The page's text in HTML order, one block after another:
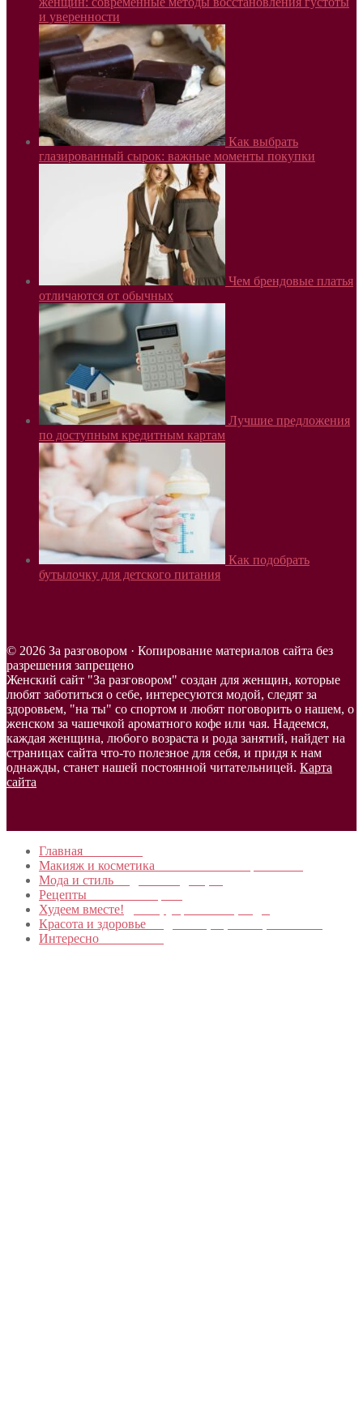
и уверенности
Как выбрать
глазированный сырок: важные моменты покупки
Чем брендовые платья
отличаются от обычных
Лучшие предложения
по доступным кредитным картам
Как подобрать
бутылочку для детского питания
© 2026 За разговором · Копирование материалов сайта без
разрешения запрещено
Женский сайт "За разговором" создан для женщин, которые
любят заботиться о себе, интересуются модой, следят за
здоровьем, "на ты" со спортом и любят поговорить о нашем, о
женском за чашечкой ароматного кофе или чая. Надеемся,
каждая женщина, любого возраста и рода занятий, найдет на
страницах сайта что-то полезное для себя, и придя к нам
однажды, станет нашей постоянной читательницей. Карта
сайта
Главная
Макияж и косметика
Мода и стиль
Рецепты
Худеем вместе!
Красота и здоровье
Интересно